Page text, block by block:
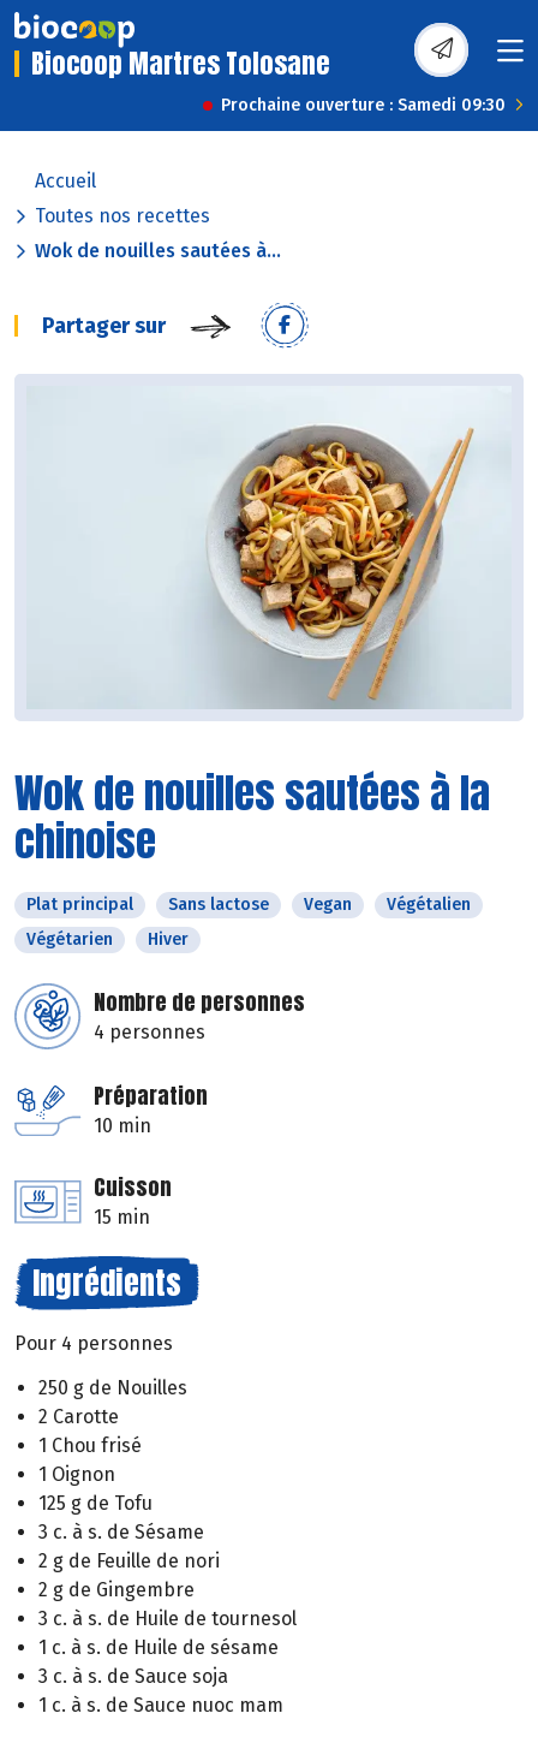
Biocoop Martres Tolosane
Prochaine ouverture : Samedi 09:30
Accueil
Toutes nos recettes
Wok de nouilles sautées à...
Partager sur
Wok de nouilles sautées à la
chinoise
Plat principal Sans lactose Vegan
Végétalien
Végétarien
Hiver
Nombre de personnes
4 personnes
Préparation
10 min
Cuisson
15 min
Ingrédients
Pour 4 personnes
250 g de Nouilles
2 Carotte
1 Chou frisé
1 Oignon
125 g de Tofu
3 c. à s. de Sésame
2 g de Feuille de nori
2 g de Gingembre
3 c. à s. de Huile de tournesol
1 c. à s. de Huile de sésame
3 c. à s. de Sauce soja
1 c. à s. de Sauce nuoc mam